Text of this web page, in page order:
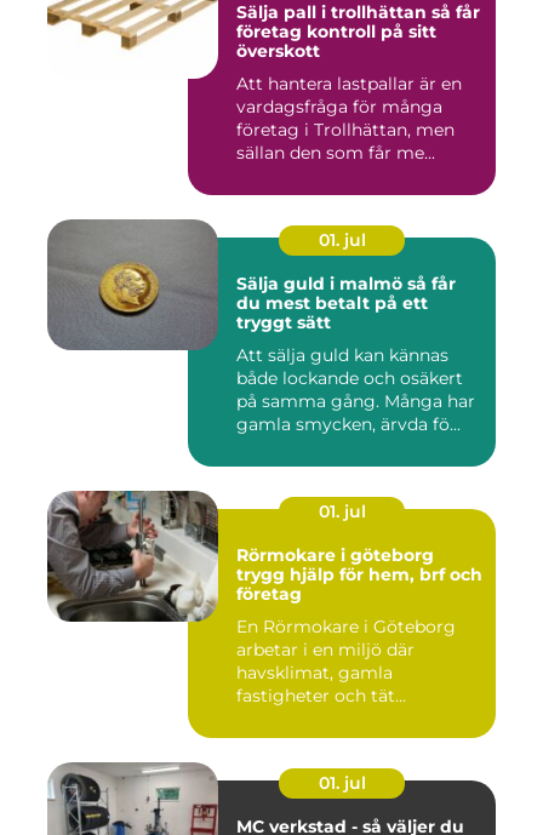
Sälja pall i trollhättan så får
företag kontroll på sitt
överskott
Att hantera lastpallar är en
vardagsfråga för många
företag i Trollhättan, men
sällan den som får me...
01. jul
Sälja guld i malmö så får
du mest betalt på ett
tryggt sätt
Att sälja guld kan kännas
både lockande och osäkert
på samma gång. Många har
gamla smycken, ärvda fö...
01. jul
Rörmokare i göteborg
trygg hjälp för hem, brf och
företag
En Rörmokare i Göteborg
arbetar i en miljö där
havsklimat, gamla
fastigheter och tät
01. jul
MC verkstad - så väljer du